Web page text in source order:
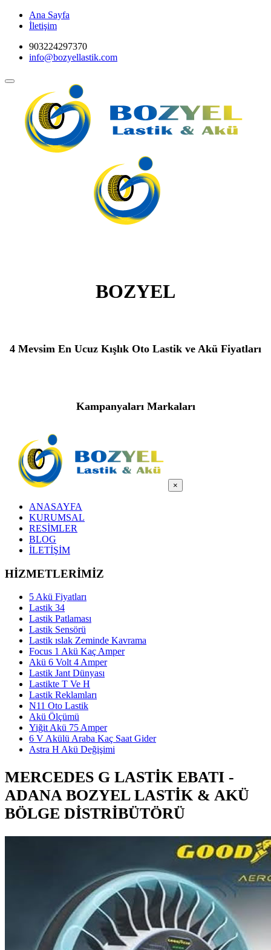
Ana Sayfa
İletişim
903224297370
info@bozyellastik.com
BOZYEL
4 Mevsim En Ucuz Kışlık Oto Lastik ve Akü Fiyatları
Kampanyaları Markaları
×
ANASAYFA
KURUMSAL
RESİMLER
BLOG
İLETİŞİM
HİZMETLERİMİZ
5 Akü Fiyatları
Lastik 34
Lastik Patlaması
Lastik Sensörü
Lastik ıslak Zeminde Kavrama
Focus 1 Akü Kaç Amper
Akü 6 Volt 4 Amper
Lastik Jant Dünyası
Lastikte T Ve H
Lastik Reklamları
N11 Oto Lastik
Akü Ölçümü
Yiğit Akü 75 Amper
6 V Akülü Araba Kaç Saat Gider
Astra H Akü Değişimi
MERCEDES G LASTIK EBATI -
ADANA BOZYEL LASTIK & AKÜ
BÖLGE DISTRIBÜTÖRÜ